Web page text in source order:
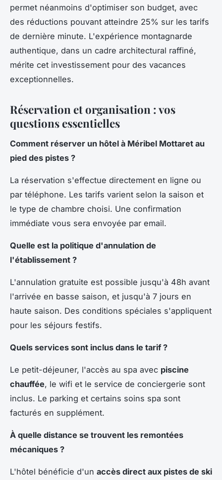
permet néanmoins d'optimiser son budget, avec
des réductions pouvant atteindre 25% sur les tarifs
de dernière minute. L'expérience montagnarde
authentique, dans un cadre architectural raffiné,
mérite cet investissement pour des vacances
exceptionnelles.
Réservation et organisation : vos
questions essentielles
Comment réserver un hôtel à Méribel Mottaret au
pied des pistes ?
La réservation s'effectue directement en ligne ou
par téléphone. Les tarifs varient selon la saison et
le type de chambre choisi. Une confirmation
immédiate vous sera envoyée par email.
Quelle est la politique d'annulation de
l'établissement ?
L'annulation gratuite est possible jusqu'à 48h avant
l'arrivée en basse saison, et jusqu'à 7 jours en
haute saison. Des conditions spéciales s'appliquent
pour les séjours festifs.
Quels services sont inclus dans le tarif ?
Le petit-déjeuner, l'accès au spa avec piscine
chauffée, le wifi et le service de conciergerie sont
inclus. Le parking et certains soins spa sont
facturés en supplément.
À quelle distance se trouvent les remontées
mécaniques ?
L'hôtel bénéficie d'un accès direct aux pistes de ski